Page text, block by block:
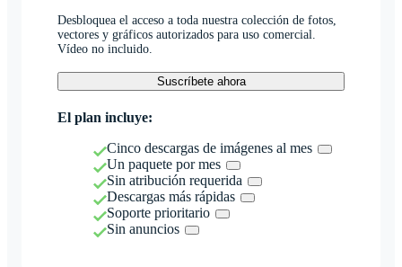
Desbloquea el acceso a toda nuestra colección de fotos,
vectores y gráficos autorizados para uso comercial.
Vídeo no incluido.
Suscríbete ahora
El plan incluye:
Cinco descargas de imágenes al mes
Un paquete por mes
Sin atribución requerida
Descargas más rápidas
Soporte prioritario
Sin anuncios